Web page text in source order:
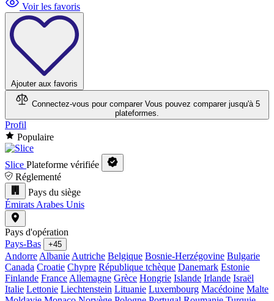
Voir les favoris
Ajouter aux favoris
Connectez-vous pour comparer Vous pouvez comparer jusqu'à 5
plateformes.
Profil
Populaire
Slice Plateforme vérifiée
Réglementé
Pays du siège
Émirats Arabes Unis
Pays d'opération
Pays-Bas
+45
Andorre Albanie Autriche Belgique Bosnie-Herzégovine Bulgarie
Canada Croatie Chypre République tchèque Danemark Estonie
Finlande France Allemagne Grèce Hongrie Islande Irlande Israël
Italie Lettonie Liechtenstein Lituanie Luxembourg Macédoine Malte